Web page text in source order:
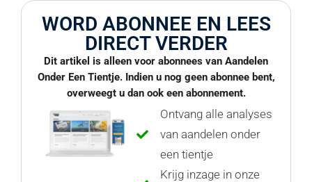
WORD ABONNEE EN LEES
DIRECT VERDER
Dit artikel is alleen voor abonnees van Aandelen
Onder Een Tientje. Indien u nog geen abonnee bent,
overweegt u dan ook een abonnement.
Ontvang alle analyses
van aandelen onder
een tientje
Krijg inzage in onze